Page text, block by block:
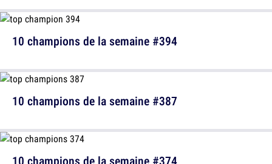
10 champions de la semaine #387
10 champions de la semaine #394
10 champions de la semaine #374